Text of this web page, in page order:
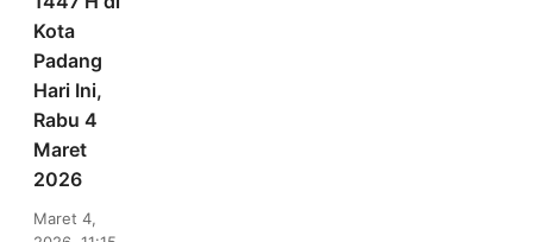
Kota
Padang
Hari Ini,
Rabu 4
Maret
2026
Maret 4,